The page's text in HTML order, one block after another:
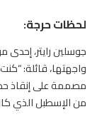
لحظات حرجة:
جوسلين رايتر، إحدى
واجهتها، قائلة:
مصممة على إنقاذ
من الإسطبل الذي